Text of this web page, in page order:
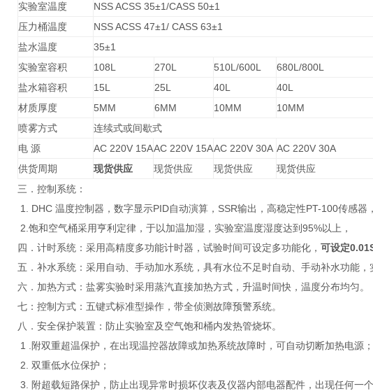
实验室温度
NSS ACSS 35±1/CASS 50±1
压力桶温度
NSS ACSS 47±1/ CASS 63±1
盐水温度
35±1
实验室容积
108L 270L 510L/600L
680L/800L
盐水箱容积
15L 25L 40L
40L
材质厚度
5MM 6MM 10MM
10MM
喷雾方式
连续式或间歇式
电 源
AC 220V 15AAC 220V 15AAC 220V 30A AC 220V 30A
供货周期
现货供应 现货供应 现货供应
现货供应
三．控制系统：
1. DHC 温度控制器，数字显示PID自动演算，SSR输出，高稳定性PT-100传感
2.饱和空气桶采用亨利定律，于以加温加湿，实验室温度湿度达到95%以上，
四．计时系统：采用高精度多功能计时器，试验时间可设定多功能化，可设定
五．补水系统：采用自动、手动加水系统，具有水位不足时自动、手动补水功能，
六．加热方式：盐雾实验时采用蒸汽直接加热方式，升温时间快，温度分布均匀。
七：控制方式：五键式标准型操作，带全侦测故障预警系统。
八．安全保护装置：防止实验室及空气饱和桶内发热管烧坏。
1 .附双重超温保护，在出现温控器故障或加热系统故障时，可自动切断加热电源；
2. 双重低水位保护；
3. 附超载短路保护，防止出现异常时损坏仪表及仪器内部电器配件，出现任何一